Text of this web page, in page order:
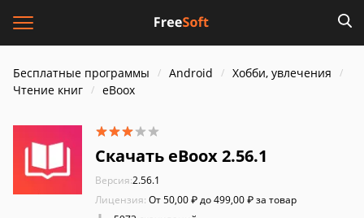
Бесплатные программы Android
Хобби, увлечения
Чтение книг
eBoox
Скачать eBoox 2.56.1
Версия:2.56.1
Лицензия: От 50,00 ₽ до 499,00 ₽ за товар